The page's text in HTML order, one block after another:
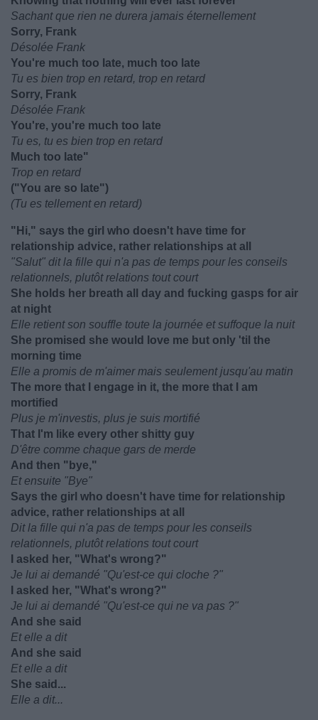
Sachant que rien ne durera jamais éternellement
Sorry, Frank
Désolée Frank
You're much too late, much too late
Tu es bien trop en retard, trop en retard
Sorry, Frank
Désolée Frank
You're, you're much too late
Tu es, tu es bien trop en retard
Much too late"
Trop en retard
("You are so late")
(Tu es tellement en retard)
"Hi," says the girl who doesn't have time for
relationship advice, rather relationships at all
"Salut" dit la fille qui n'a pas de temps pour les conseils
relationnels, plutôt relations tout court
She holds her breath all day and fucking gasps for air
at night
Elle retient son souffle toute la journée et suffoque la nuit
She promised she would love me but only 'til the
morning time
Elle a promis de m'aimer mais seulement jusqu'au matin
The more that I engage in it, the more that I am
mortified
Plus je m'investis, plus je suis mortifié
That I'm like every other shitty guy
D'être comme chaque gars de merde
And then "bye,"
Et ensuite "Bye"
Says the girl who doesn't have time for relationship
advice, rather relationships at all
Dit la fille qui n'a pas de temps pour les conseils
relationnels, plutôt relations tout court
I asked her, "What's wrong?"
Je lui ai demandé "Qu'est-ce qui cloche ?"
I asked her, "What's wrong?"
Je lui ai demandé "Qu'est-ce qui ne va pas ?"
And she said
Et elle a dit
And she said
Et elle a dit
She said...
Elle a dit...